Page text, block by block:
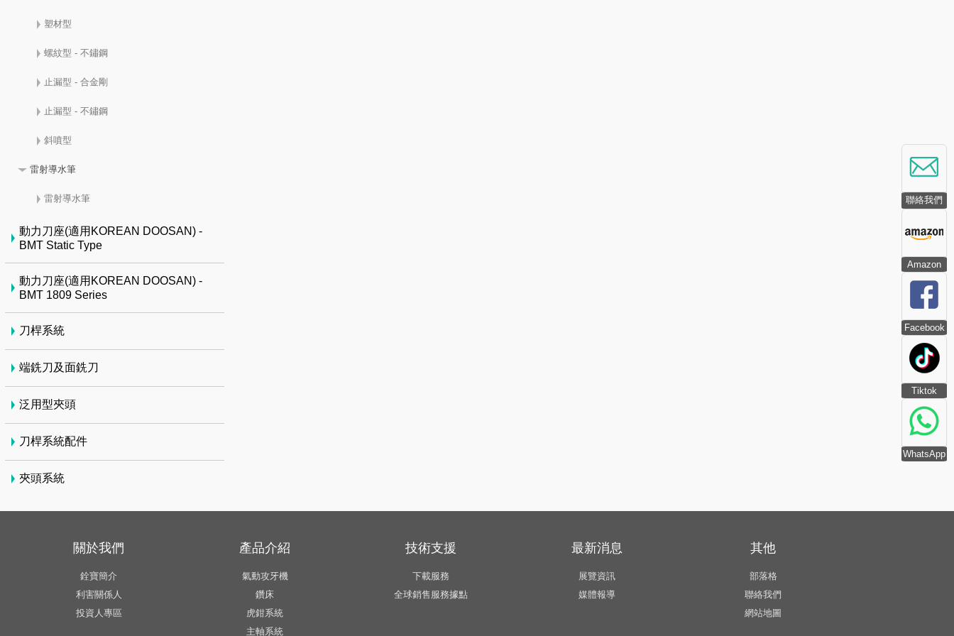
聯絡我們
Amazon
Facebook
Tiktok
WhatsApp
塑材型
螺紋型 - 不鏽鋼
止漏型 - 合金剛
止漏型 - 不鏽鋼
斜噴型
雷射導水筆
雷射導水筆
動力刀座(適用KOREAN DOOSAN) -
BMT Static Type
動力刀座(適用KOREAN DOOSAN) -
BMT 1809 Series
刀桿系統
端銑刀及面銑刀
泛用型夾頭
刀桿系統配件
夾頭系統
關於我們
銓寶簡介
利害關係人
投資人專區
產品介紹
氣動攻牙機
鑽床
虎鉗系統
主軸系統
技術支援
下載服務
全球銷售服務據點
最新消息
展覽資訊
媒體報導
其他
部落格
聯絡我們
網站地圖